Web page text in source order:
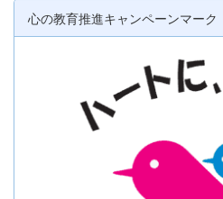
心の教育推進キャンペーンマーク